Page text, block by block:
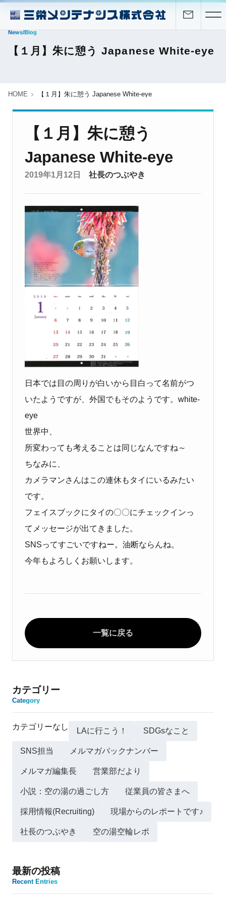
News/Blog
【１月】朱に憩う Japanese White-eye
HOME 【１月】朱に憩う Japanese White-eye
【１月】朱に憩う
Japanese White-eye
2019年1月12日 社長のつぶやき
日本では目の周りが白いから目白って名前がつ
いたようですが、外国でもそのようです。white-
eye
世界中、
所変わっても考えることは同じなんですね～
ちなみに、
カメラマンさんはこの連休もタイにいるみたい
です。
フェイスブックにタイの〇〇にチェックインっ
てメッセージが出てきました。
SNSってすごいですねー。油断ならんね。
今年もよろしくお願いします。
一覧に戻る
カテゴリー
Category
カテゴリーなし LAに行こう！ SDGsなこと
SNS担当 メルマガバックナンバー
メルマガ編集長 営業部だより
小説：空の湯の過ごし方 従業員の皆さまへ
採用情報(Recruiting) 現場からのレポートです♪
社長のつぶやき 空の湯空輪レポ
最新の投稿
Recent Entries